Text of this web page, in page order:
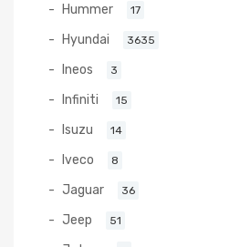
Hummer 17
Hyundai 3635
Ineos 3
Infiniti 15
Isuzu 14
Iveco 8
Jaguar 36
Jeep 51